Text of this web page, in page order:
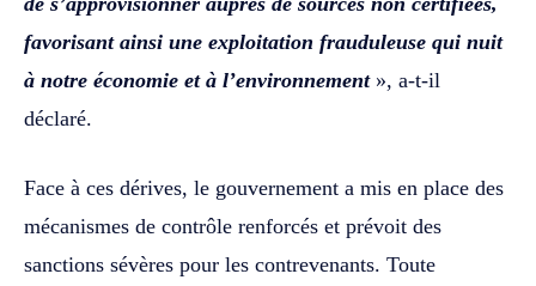
favorisant ainsi une exploitation frauduleuse qui nuit
à notre économie et à l’environnement », a-t-il
déclaré.
Face à ces dérives, le gouvernement a mis en place des
mécanismes de contrôle renforcés et prévoit des
sanctions sévères pour les contrevenants. Toute